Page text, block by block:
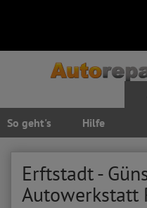
So geht's Hilfe
Erftstadt -
Autowerkstatt